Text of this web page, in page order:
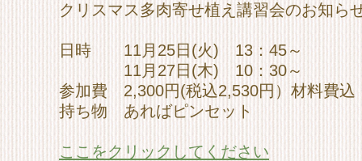
クリスマス多肉寄せ植え講習会のお知ら
日時 11月25日(火) 13：45～
11月27日(木) 10：30～
参加費 2,300円(税込2,530円）材料費込
持ち物 あればピンセット
ここをクリックしてください